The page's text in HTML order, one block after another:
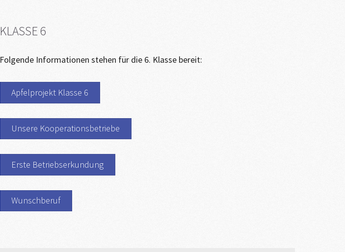
KLASSE 6
Folgende Informationen stehen für die 6. Klasse bereit:
Apfelprojekt Klasse 6
Unsere Kooperationsbetriebe
Erste Betriebserkundung
Wunschberuf